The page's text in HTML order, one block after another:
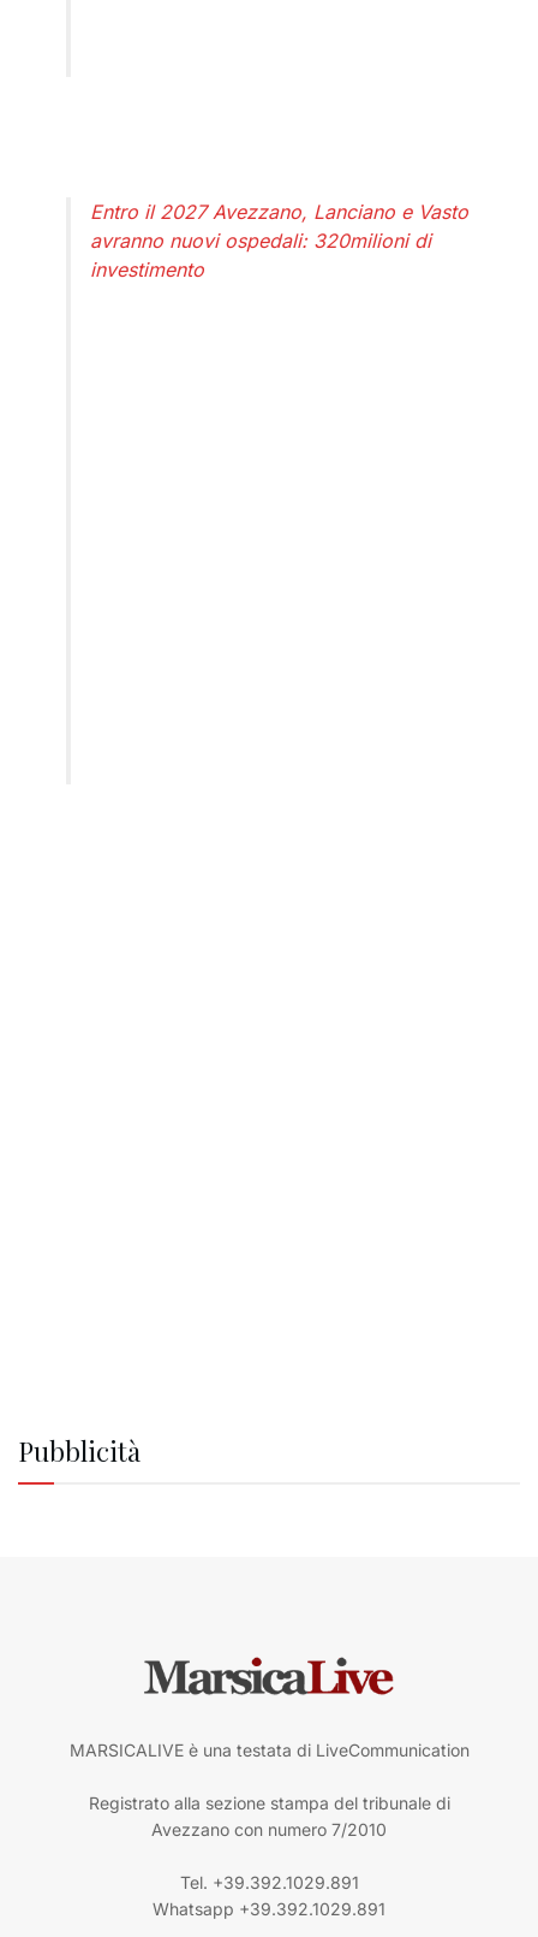
Entro il 2027 Avezzano, Lanciano e Vasto
avranno nuovi ospedali: 320milioni di
investimento
Pubblicità
MARSICALIVE è una testata di LiveCommunication
Registrato alla sezione stampa del tribunale di
Avezzano con numero 7/2010
Tel. +39.392.1029.891
Whatsapp +39.392.1029.891